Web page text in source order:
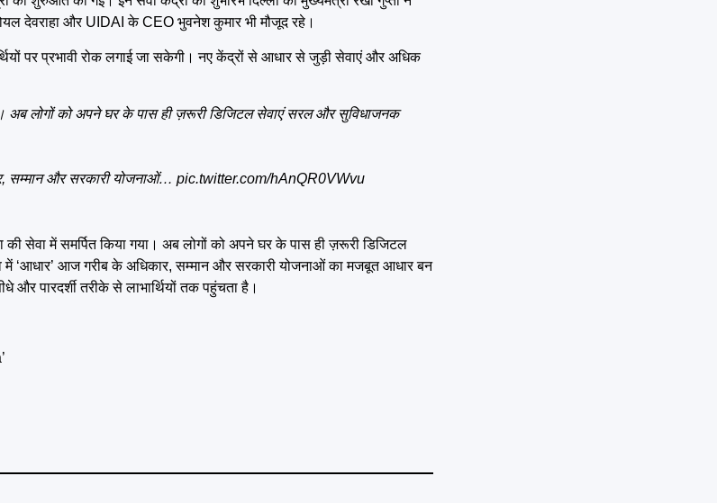
देवराहा और UIDAI के CEO भुवनेश कुमार भी मौजूद रहे।
पर प्रभावी रोक लगाई जा सकेगी। नए केंद्रों से आधार से जुड़ी सेवाएं और अधिक
लोगों को अपने घर के पास ही ज़रूरी डिजिटल सेवाएं सरल और सुविधाजनक
सम्मान और सरकारी योजनाओं… pic.twitter.com/hAnQR0VWvu
सेवा में समर्पित किया गया। अब लोगों को अपने घर के पास ही ज़रूरी डिजिटल
में ‘आधार’ आज गरीब के अधिकार, सम्मान और सरकारी योजनाओं का मजबूत आधार बन
पारदर्शी तरीके से लाभार्थियों तक पहुंचता है।